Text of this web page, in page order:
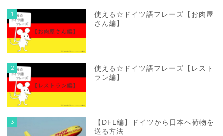
1
使える☆ドイツ語フレーズ【お肉屋
さん編】
2
使える☆ドイツ語フレーズ【レスト
ラン編】
3
【DHL編】ドイツから日本へ荷物を
送る方法